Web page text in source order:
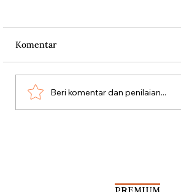
Komentar
Beri komentar dan penilaian...